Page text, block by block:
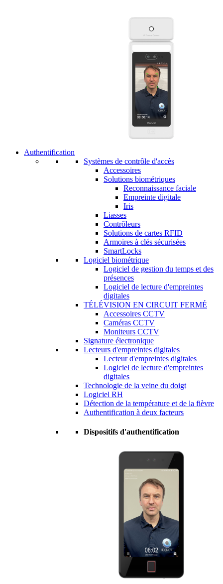
Authentification
Systèmes de contrôle d'accès
Accessoires
Solutions biométriques
Reconnaissance faciale
Empreinte digitale
Iris
Liasses
Contrôleurs
Solutions de cartes RFID
Armoires à clés sécurisées
SmartLocks
Logiciel biométrique
Logiciel de gestion du temps et des
présences
Logiciel de lecture d'empreintes
digitales
TÉLÉVISION EN CIRCUIT FERMÉ
Accessoires CCTV
Caméras CCTV
Moniteurs CCTV
Signature électronique
Lecteurs d'empreintes digitales
Lecteur d'empreintes digitales
Logiciel de lecture d'empreintes
digitales
Technologie de la veine du doigt
Logiciel RH
Détection de la température et de la fièvre
Authentification à deux facteurs
Dispositifs d'authentification